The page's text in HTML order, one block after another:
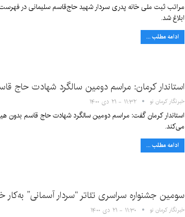
مراتب ثبت ملی خانه پدری سردار شهید حاج‌قاسم سلیمانی در
ابلاغ شد.
ادامه مطلب ...
استاندار کرمان: مراسم دومین سالگرد شهادت حاج
خبرنگار کرمان نو ۱۱:۳۲ - ۲۱ دی ۱۴۰۰
استاندار کرمان گفت: مراسم دومین سالگرد شهادت حاج قاسم بدون
می‌کند.
ادامه مطلب ...
سومین جشنواره سراسری تئاتر “سردار آسمانی” به‌کار
خبرنگار کرمان نو ۱۱:۳۰ - ۲۱ دی ۱۴۰۰